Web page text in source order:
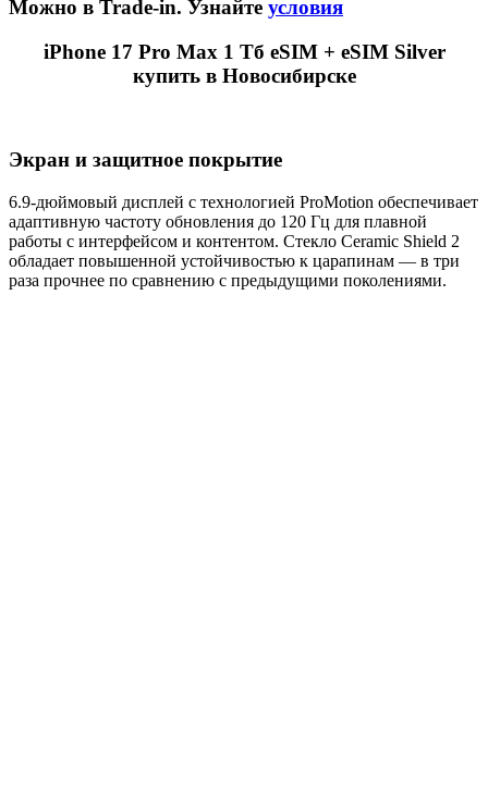
Можно в Trade-in. Узнайте условия
iPhone 17 Pro Max 1 Тб eSIM + eSIM Silver
купить в Новосибирске
Экран и защитное покрытие
6.9-дюймовый дисплей с технологией ProMotion обеспечивает
адаптивную частоту обновления до 120 Гц для плавной
работы с интерфейсом и контентом. Стекло Ceramic Shield 2
обладает повышенной устойчивостью к царапинам — в три
раза прочнее по сравнению с предыдущими поколениями.